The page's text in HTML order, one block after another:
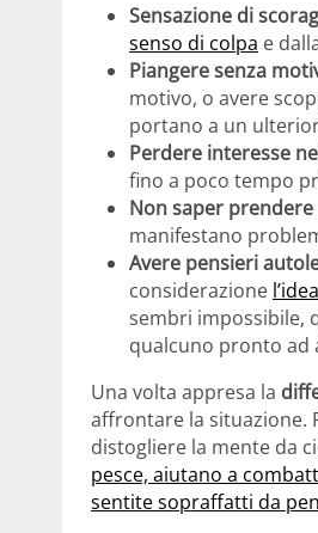
Sensazione di
senso di colpa e
Piangere senza
motivo, o avere
portano a un
Perdere interesse
fino a poco tempo
Non saper
manifestano
Avere pensieri
considerazione
sembri impossibile,
qualcuno pronto ad
Una volta appresa la
affrontare la situazione.
distogliere la mente da
pesce, aiutano a
sentite sopraffatti da